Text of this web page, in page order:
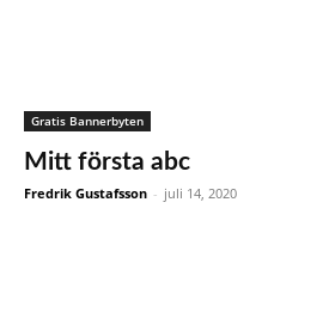
Gratis Bannerbyten
Mitt första abc
Fredrik Gustafsson - juli 14, 2020